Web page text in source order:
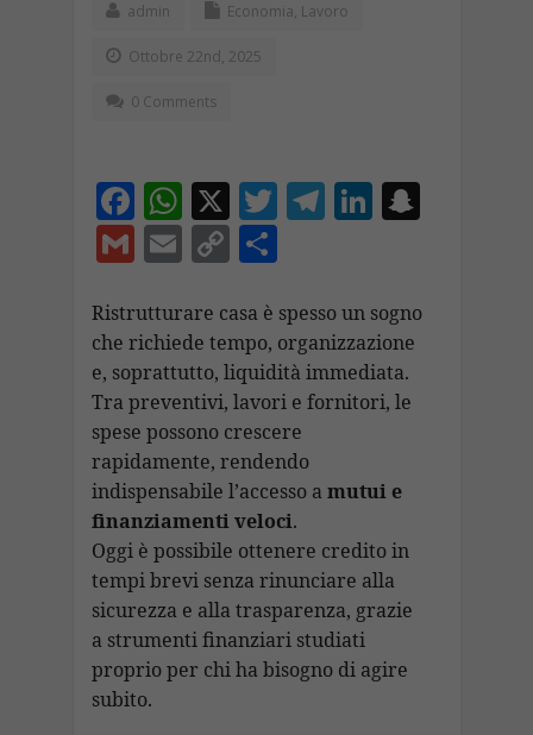
admin Economia, Lavoro
Ottobre 22nd, 2025
0 Comments
F
ac
e
b
o
o
k
W
h
at
s
A
p
p
X T
w
itt
er
T
gr
a
m
Li
e
dI
n
S
p
G
ai
l
E
ai
l
C
p
y
Li
n
k
C
n
di
vi
di
Ristrutturare casa è spesso un sogno
che richiede tempo, organizzazione
e, soprattutto, liquidità immediata.
Tra preventivi, lavori e fornitori, le
spese possono crescere
rapidamente, rendendo
indispensabile l’accesso amutui e
finanziamenti veloci.
Oggi è possibile ottenere credito in
tempi brevi senza rinunciare alla
sicurezza e alla trasparenza, grazie
a strumenti finanziari studiati
proprio per chi ha bisogno di agire
subito.